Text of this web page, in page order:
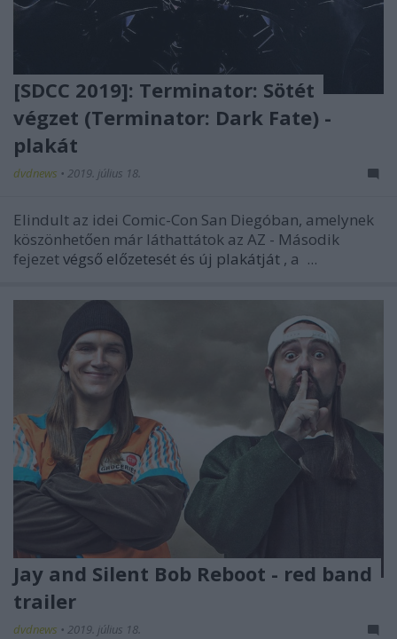
[SDCC 2019]: Terminator: Sötét
végzet (Terminator: Dark Fate) -
plakát
dvdnews • 2019. július 18.
Elindult az idei Comic-Con San Diegóban, amelynek
köszönhetően már láthattátok az AZ - Második
fejezetvégső előzetesét és új plakátját , a ...
Jay and Silent Bob Reboot - red band
trailer
dvdnews • 2019. július 18.